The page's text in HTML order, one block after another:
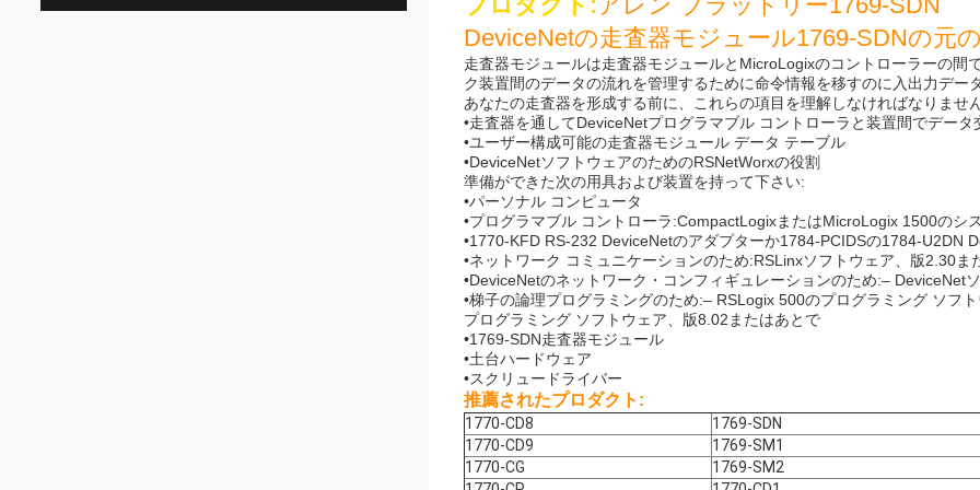
DeviceNetの走査器モジュール1769-SDNの元
走査器モジュールは走査器モジュールとMicroLogixのコントローラーの
ク装置間のデータの流れを管理するために命令情報を移すのに入出力デー
あなたの走査器を形成する前に、これらの項目を理解しなければなりませ
•走査器を通してDeviceNetプログラマブル コントローラと装置間でデータ
•ユーザー構成可能の走査器モジュール データ テーブル
•DeviceNetソフトウェアのためのRSNetWorxの役割
準備ができた次の用具および装置を持って下さい:
•パーソナル コンピュータ
•プログラマブル コントローラ:CompactLogixまたはMicroLogix 1500のシ
•1770-KFD RS-232 DeviceNetのアダプターか1784-PCIDSの1784-U2DN
•ネットワーク コミュニケーションのため:RSLinxソフトウェア、版2.30ま
•DeviceNetのネットワーク・コンフィギュレーションのため:– DeviceNet
•梯子の論理プログラミングのため:– RSLogix 500のプログラミング ソフ
プログラミング ソフトウェア、版8.02またはあとで
•1769-SDN走査器モジュール
•土台ハードウェア
•スクリュードライバー
推薦されたプロダクト:
1770-CD8
1769-SDN
1770-CD9
1769-SM1
1770-CG
1769-SM2